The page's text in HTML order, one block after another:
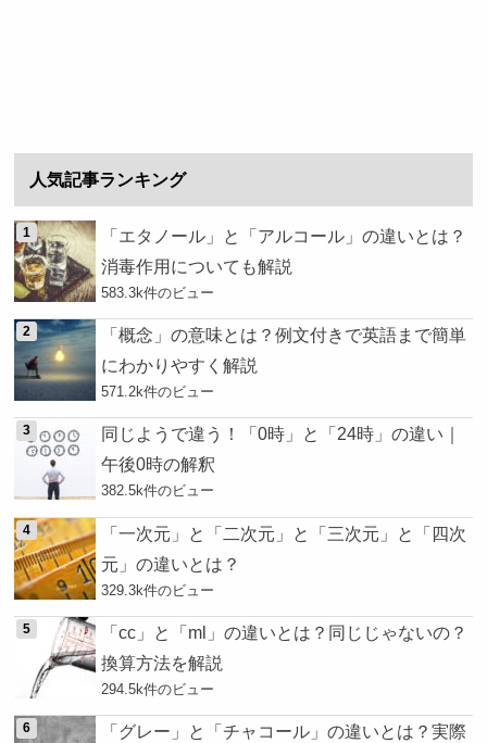
人気記事ランキング
「エタノール」と「アルコール」の違いとは？
消毒作用についても解説
583.3k件のビュー
「概念」の意味とは？例文付きで英語まで簡単
にわかりやすく解説
571.2k件のビュー
同じようで違う！「0時」と「24時」の違い｜
午後0時の解釈
382.5k件のビュー
「一次元」と「二次元」と「三次元」と「四次
元」の違いとは？
329.3k件のビュー
「cc」と「ml」の違いとは？同じじゃないの？
換算方法を解説
294.5k件のビュー
「グレー」と「チャコール」の違いとは？実際